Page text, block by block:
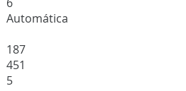
Automática
187
451
5